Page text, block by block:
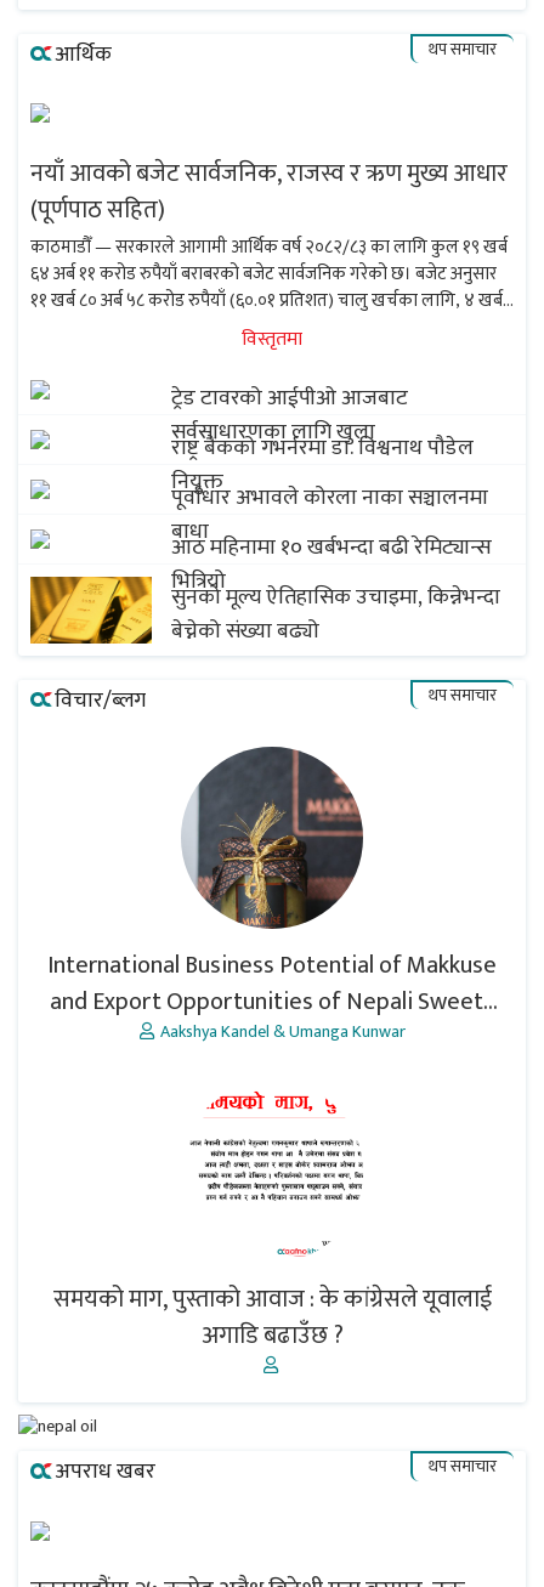
आर्थिक थप समाचार
नयाँ आवको बजेट सार्वजनिक, राजस्व र ऋण मुख्य आधार
(पूर्णपाठ सहित)
काठमाडौँ — सरकारले आगामी आर्थिक वर्ष २०८२/८३ का लागि कुल १९ खर्ब
६४ अर्ब ११ करोड रुपैयाँ बराबरको बजेट सार्वजनिक गरेको छ। बजेट अनुसार
११ खर्ब ८० अर्ब ५८ करोड रुपैयाँ (६०.०१ प्रतिशत) चालु खर्चका लागि, ४ खर्ब
विस्तृतमा
ट्रेड टावरको आईपीओ आजबाट
सर्वसाधारणका लागि खुला
राष्ट्र बैंकको गभर्नरमा डा. विश्वनाथ पौडेल
नियुक्त
पूर्वाधार अभावले कोरला नाका सञ्चालनमा
बाधा
आठ महिनामा १० खर्बभन्दा बढी रेमिट्यान्स
भित्रियो
सुनको मूल्य ऐतिहासिक उचाइमा, किन्नेभन्दा
बेच्नेको संख्या बढ्यो
विचार/ब्लग
थप समाचार
International Business Potential of Makkuse
and Export Opportunities of Nepali Sweets
with Global Comparison to Baklava
Aakshya Kandel & Umanga Kunwar
समयको माग, पुस्ताको आवाज : के कांग्रेसले यूवालाई
अगाडि बढाउँछ ?
अपराध खबर थप समाचार